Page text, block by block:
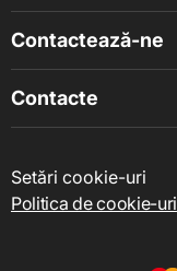
Contactează-ne
Contacte
Setări cookie-uri
Politica de cookie-uri